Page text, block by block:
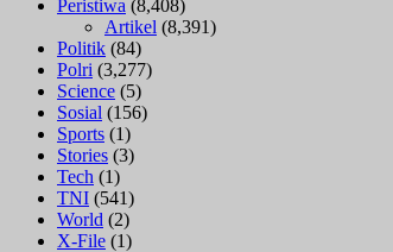
Peristiwa (8,408)
Artikel (8,391)
Politik (84)
Polri (3,277)
Science (5)
Sosial (156)
Sports (1)
Stories (3)
Tech (1)
TNI (541)
World (2)
X-File (1)